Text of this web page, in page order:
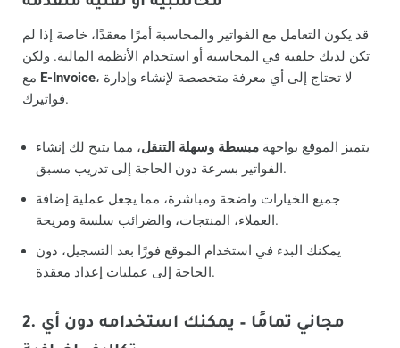
قد يكون التعامل مع الفواتير والمحاسبة أمرًا معقدًا، خاصة إذا لم
تكن لديك خلفية في المحاسبة أو استخدام الأنظمة المالية. ولكن
E-Invoice، لا تحتاج إلى أي معرفة متخصصة لإنشاء وإدارة
فواتيرك.
يتميز الموقع بواجهة مبسطة وسهلة التنقل، مما يتيح لك إنشاء
الفواتير بسرعة دون الحاجة إلى تدريب مسبق.
جميع الخيارات واضحة ومباشرة، مما يجعل عملية إضافة
العملاء، المنتجات، والضرائب سلسة ومريحة.
يمكنك البدء في استخدام الموقع فورًا بعد التسجيل، دون
الحاجة إلى عمليات إعداد معقدة.
2. مجاني تمامًا – يمكنك استخدامه دون أي